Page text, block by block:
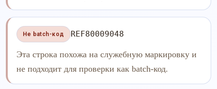
Не batch-код REF80009048
Эта строка похожа на служебную маркировку и
не подходит для проверки как batch-код.